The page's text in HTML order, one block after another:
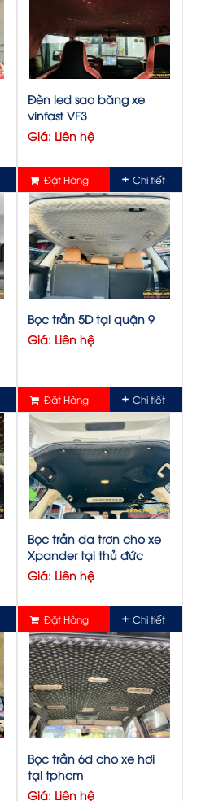
Đèn led sao băng xe
vinfast VF3
Giá: Liên hệ
Đặt Hàng Chi tiết
Bọc trần 5D tại quận 9
Giá: Liên hệ
Đặt Hàng Chi tiết
Bọc trần da trơn cho xe
Xpander tại thủ đức
Giá: Liên hệ
Đặt Hàng Chi tiết
Bọc trần 6d cho xe hơi
tại tphcm
Giá: Liên hệ